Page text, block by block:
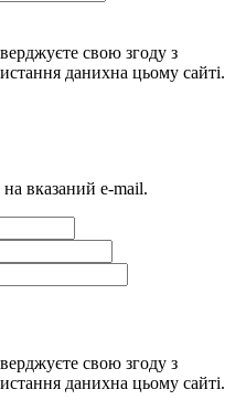
свою згоду з
данихна цьому сайті.
вказаний e-mail.
свою згоду з
данихна цьому сайті.